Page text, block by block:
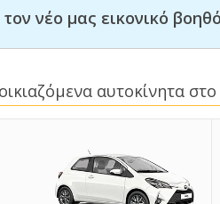
νέο μας εικονικό
αυτοκίνητα